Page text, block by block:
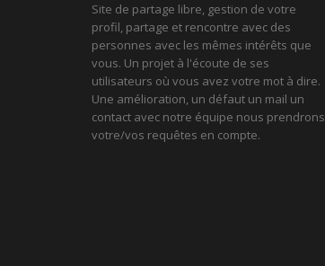
Site de partage libre, gestion de votre
profil, partage et rencontre avec des
personnes avec les mêmes intérêts que
vous. Un projet à l'écoute de ses
utilisateurs où vous avez votre mot à dire.
Une amélioration, un défaut un mail un
contact avec notre équipe nous prendrons
votre/vos requêtes en compte.